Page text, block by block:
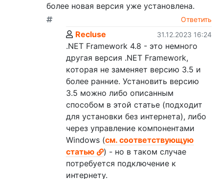
более новая версия уже установлена.
Ответить
Recluse 31.12.2023 16:24
.NET Framework 4.8 - это немного
другая версия .NET Framework,
которая не заменяет версию 3.5 и
более ранние. Установить версию
3.5 можно либо описанным
способом в этой статье (подходит
для установки без интернета), либо
через управление компонентами
Windows (см. соответствующую
статью
) - но в таком случае
потребуется подключение к
интернету.